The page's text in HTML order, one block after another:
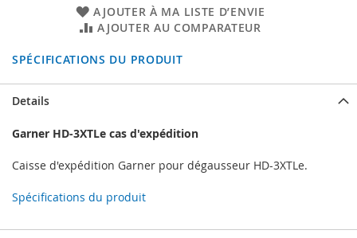
AJOUTER À MA LISTE D’ENVIE
AJOUTER AU COMPARATEUR
SPÉCIFICATIONS DU PRODUIT
Details
Garner HD-3XTLe cas d'expédition
Caisse d'expédition Garner pour dégausseur HD-3XTLe.
Spécifications du produit